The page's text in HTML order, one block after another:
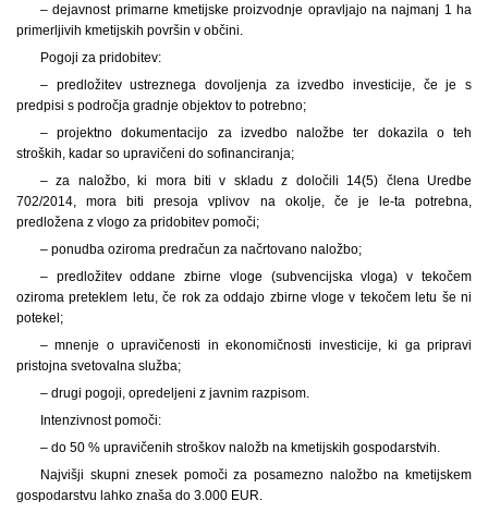
– dejavnost primarne kmetijske proizvodnje opravljajo na najmanj 1 ha
primerljivih kmetijskih površin v občini.
Pogoji za pridobitev:
– predložitev ustreznega dovoljenja za izvedbo investicije, če je s
predpisi s področja gradnje objektov to potrebno;
– projektno dokumentacijo za izvedbo naložbe ter dokazila o teh
stroških, kadar so upravičeni do sofinanciranja;
– za naložbo, ki mora biti v skladu z določili 14(5) člena Uredbe
702/2014, mora biti presoja vplivov na okolje, če je le-ta potrebna,
predložena z vlogo za pridobitev pomoči;
– ponudba oziroma predračun za načrtovano naložbo;
– predložitev oddane zbirne vloge (subvencijska vloga) v tekočem
oziroma preteklem letu, če rok za oddajo zbirne vloge v tekočem letu še ni
potekel;
– mnenje o upravičenosti in ekonomičnosti investicije, ki ga pripravi
pristojna svetovalna služba;
– drugi pogoji, opredeljeni z javnim razpisom.
Intenzivnost pomoči:
– do 50 % upravičenih stroškov naložb na kmetijskih gospodarstvih.
Najvišji skupni znesek pomoči za posamezno naložbo na kmetijskem
gospodarstvu lahko znaša do 3.000 EUR.